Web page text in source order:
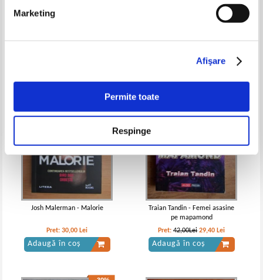
Marketing
Afişare
Permite toate
Respinge
Isaac Asimov - Robotii de pe
Valerio Evangelisti - Magul.
Romanul lui Nostradamus (3
Josh Malerman - Malorie
Pret:30,00 Lei
Adaugă în coș
-30%
Traian Tandin - Femei asasine
pe mapamond
Pret:42,00Lei 29,40 Lei
Adaugă în coș